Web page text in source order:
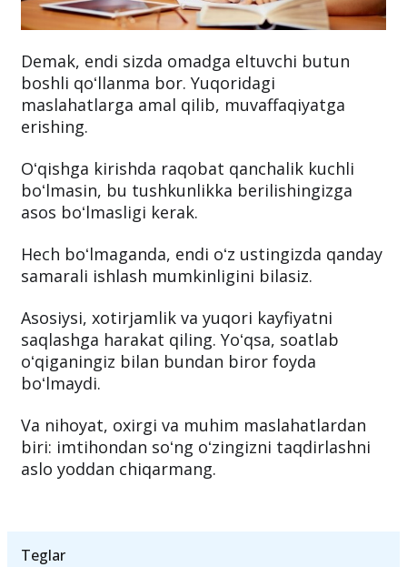
Demak, endi sizda omadga eltuvchi butun
boshli qoʻllanma bor. Yuqoridagi
maslahatlarga amal qilib, muvaffaqiyatga
erishing.
Oʻqishga kirishda raqobat qanchalik kuchli
boʻlmasin, bu tushkunlikka berilishingizga
asos boʻlmasligi kerak.
Hech boʻlmaganda, endi oʻz ustingizda qanday
samarali ishlash mumkinligini bilasiz.
Asosiysi, xotirjamlik va yuqori kayfiyatni
saqlashga harakat qiling. Yoʻqsa, soatlab
oʻqiganingiz bilan bundan biror foyda
boʻlmaydi.
Va nihoyat, oxirgi va muhim maslahatlardan
biri: imtihondan soʻng oʻzingizni taqdirlashni
aslo yoddan chiqarmang.
Teglar